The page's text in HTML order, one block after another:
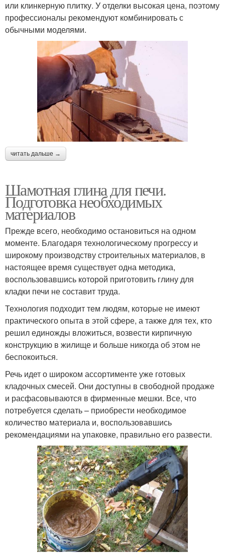
или клинкерную плитку. У отделки высокая цена, поэтому
профессионалы рекомендуют комбинировать с
обычными моделями.
читать дальше →
Шамотная глина для печи.
Подготовка необходимых
материалов
Прежде всего, необходимо остановиться на одном
моменте. Благодаря технологическому прогрессу и
широкому производству строительных материалов, в
настоящее время существует одна методика,
воспользовавшись которой приготовить глину для
кладки печи не составит труда.
Технология подходит тем людям, которые не имеют
практического опыта в этой сфере, а также для тех, кто
решил единожды вложиться, возвести кирпичную
конструкцию в жилище и больше никогда об этом не
беспокоиться.
Речь идет о широком ассортименте уже готовых
кладочных смесей. Они доступны в свободной продаже
и расфасовываются в фирменные мешки. Все, что
потребуется сделать – приобрести необходимое
количество материала и, воспользовавшись
рекомендациями на упаковке, правильно его развести.